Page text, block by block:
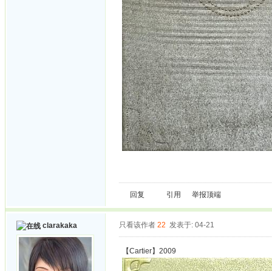
回复 引用 举报顶端
clarakaka 只看该作者 22 发表于: 04-21
【Cartier】2009